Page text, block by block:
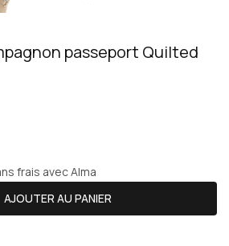
passeport Quilted
frais avec Alma
AJOUTER AU PANIER